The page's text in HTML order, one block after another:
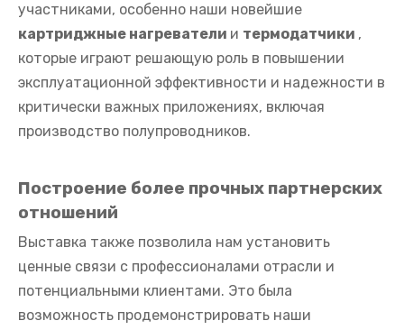
участниками, особенно наши новейшие
картриджные нагреватели и термодатчики ,
которые играют решающую роль в повышении
эксплуатационной эффективности и надежности в
критически важных приложениях, включая
производство полупроводников.
Построение более прочных партнерских
отношений
Выставка также позволила нам установить
ценные связи с профессионалами отрасли и
потенциальными клиентами. Это была
возможность продемонстрировать наши